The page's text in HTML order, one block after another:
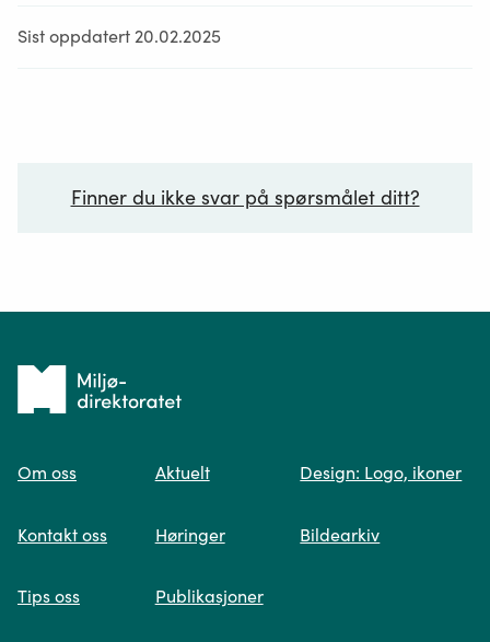
Sist oppdatert 20.02.2025
Finner du ikke svar på spørsmålet ditt?
Spør oss
søk og viser deg vår mest relevante
Tilbake
forsiden
Om oss
Kontakt oss
Tips oss
Aktuelt
Høringer
Publikasjoner
Design: Logo, ikoner
Bildearkiv